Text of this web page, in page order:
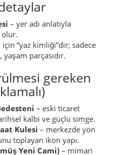
yerel ve pratik
gelenektir; en iyisi
– yer adı anlatıyla
“yaz kimliği”dir; sadece
parçasıdır.
gereken